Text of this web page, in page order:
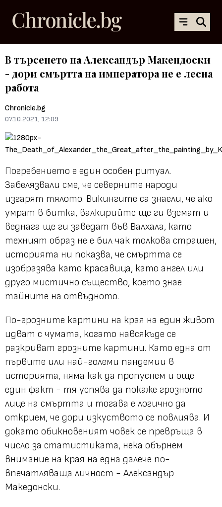
В търсенето на Александър Макендоски
- дори смъртта на императора не е лесна
работа
Chronicle.bg
07.10.2021, 12:09
Погребението е един особен ритуал.
Забелязвали сме, че северните народи
изгарят тялото. Викингите са знаели, че ако
умрат в битка, валкирийте ще ги вземат и
веднага ще ги заведат във Валхала, като
техният образ не е бил чак толкова страшен,
историята ни показва, че смъртта се
изобразява като красавица, като ангел или
друго мистично същество, което знае
тайните на отвъдното.
По-грозните картини на края на един живот
идват с чумата, когато навсякъде се
разкриват грозните картини. Като една от
първите или най-големи пандемии в
историята, няма как да пропуснем и още
един факт - тя успява да покаже грозното
лице на смъртта и тогава е логично да
открием, че дори изкуството се повлиява. И
докато обикновеният човек се превръща в
число за статистиката, нека обърнем
внимание на края на една далече по-
впечатляваща личност - Александър
Македонски.